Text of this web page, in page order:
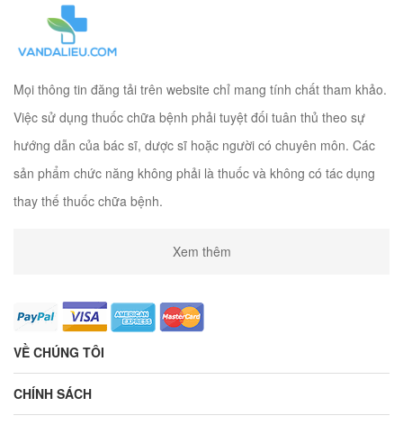
Mọi thông tin đăng tải trên website chỉ mang tính chất tham khảo.
Việc sử dụng thuốc chữa bệnh phải tuyệt đối tuân thủ theo sự
hướng dẫn của bác sĩ, dược sĩ hoặc người có chuyên môn. Các
sản phẩm chức năng không phải là thuốc và không có tác dụng
thay thế thuốc chữa bệnh.
Xem thêm
VỀ CHÚNG TÔI
CHÍNH SÁCH